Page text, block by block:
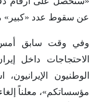
عن سقوط عدد «كبير»
وفي وقت سابق أمس
الاحتجاجات داخل
الوطنيون
مؤسساتكم»، معلناً